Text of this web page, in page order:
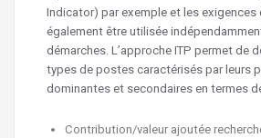
Indicator) par exemple et les exigences
également être utilisée
démarches. L’approche ITP permet de
types de postes caractérisés par leurs
dominantes et secondaires en termes
Contribution/valeur ajoutée